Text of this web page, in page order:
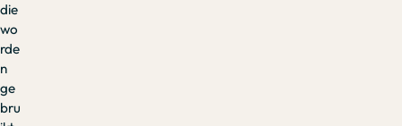
die
wo
rde
n
ge
bru